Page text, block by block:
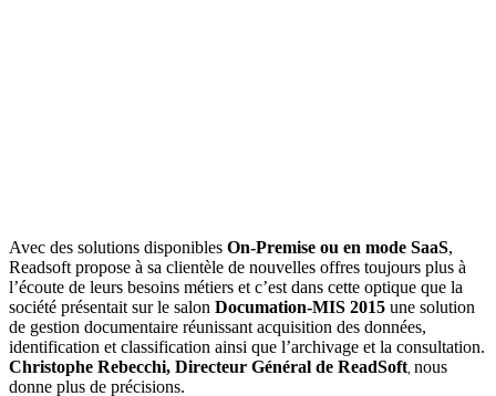
Avec des solutions disponibles On-Premise ou en mode SaaS,
Readsoft propose à sa clientèle de nouvelles offres toujours plus à
l’écoute de leurs besoins métiers et c’est dans cette optique que la
société présentait sur le salon Documation-MIS 2015 une solution
de gestion documentaire réunissant acquisition des données,
identification et classification ainsi que l’archivage et la consultation.
Christophe Rebecchi, Directeur Général de ReadSoft nous
donne plus de précisions.